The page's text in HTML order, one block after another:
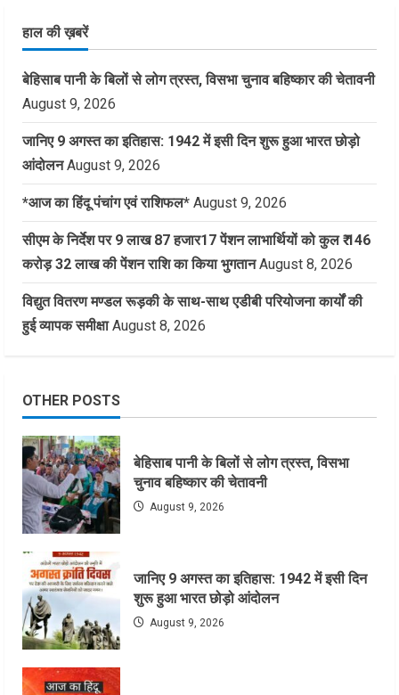
हाल की ख़बरें
बेहिसाब पानी के बिलों से लोग त्रस्त, विसभा चुनाव बहिष्कार की चेतावनी
August 9, 2026
जानिए 9 अगस्त का इतिहास: 1942 में इसी दिन शुरू हुआ भारत छोड़ो
आंदोलन August 9, 2026
*आज का हिंदू पंचांग एवं राशिफल* August 9, 2026
सीएम के निर्देश पर 9 लाख 87 हजार17 पेंशन लाभार्थियों को कुल ₹ 146
करोड़ 32 लाख की पेंशन राशि का किया भुगतान August 8, 2026
विद्युत वितरण मण्डल रूड़की के साथ-साथ एडीबी परियोजना कार्यों की
हुई व्यापक समीक्षा August 8, 2026
OTHER POSTS
बेहिसाब पानी के बिलों से लोग त्रस्त, विसभा
चुनाव बहिष्कार की चेतावनी
August 9, 2026
जानिए 9 अगस्त का इतिहास: 1942 में इसी दिन
शुरू हुआ भारत छोड़ो आंदोलन
August 9, 2026